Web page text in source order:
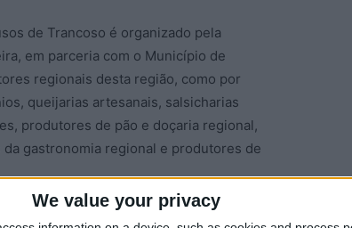
We value your privacy
de Trancoso é organizado pela
em parceria com o Município de
regionais desta região, como por
queijarias artesanais, salsicharias
produtores de pão e doçaria regional,
gastronomia regional e produtores de
promover e divulgar, com a